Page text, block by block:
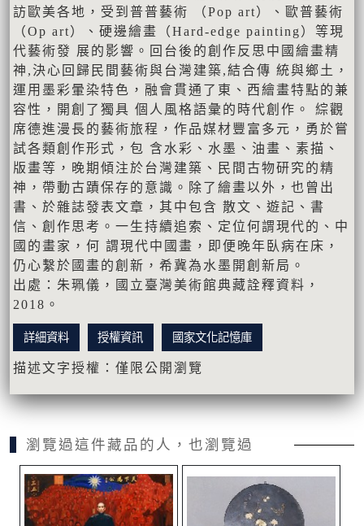
訪歐美各地，受到普普藝術 （Pop art）、歐普藝術
（Op art）、硬邊繪畫（Hard-edge painting）等現
代藝術發 展的影響。回台後的創作反思中國繪畫精
神,決⼼回歸民間藝術與台灣建築,結合傳 統與鄉⼟，
運⽤墨彩暈染特⾊，融會貫通了東、西繪畫特點的兼
容性，開創了獨具 個⼈風格語彙的時代創作。 綜觀
席德進漫長的藝術旅程，作品媒材豐富多元，勇於嘗
試各類創作形式，包 含⽔彩、⽔墨、油畫、素描、
版畫等，晚期傾注於台灣建築、民間古物研究的精
神，帶動古蹟保存的意識。除了繪畫以外，也曾出
書、於雜誌發表⽂章，其中包含 散⽂、遊記、書
信、創作思考。⼀⽣持續追索、定位何謂現代的、中
國的畫家，何 謂現代中國畫，即便晚年臥病在床，
仍⼼繫於國畫的創新，希冀為⽔墨開創新局。
出處：朱珮儀，國立臺灣美術館典藏詮釋資料，
2018。
詳細資料 授權資訊 國家文化記憶庫
描述文字授權：僅限公開瀏覽
瀏覽過這件藏品的人，也瀏覽過